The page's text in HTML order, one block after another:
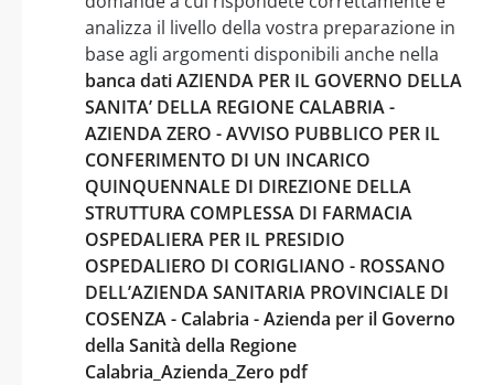
analizza il livello della vostra preparazione in
base agli argomenti disponibili anche nella
banca dati AZIENDA PER IL GOVERNO DELLA
SANITA’ DELLA REGIONE CALABRIA -
AZIENDA ZERO - AVVISO PUBBLICO PER IL
CONFERIMENTO DI UN INCARICO
QUINQUENNALE DI DIREZIONE DELLA
STRUTTURA COMPLESSA DI FARMACIA
OSPEDALIERA PER IL PRESIDIO
OSPEDALIERO DI CORIGLIANO - ROSSANO
DELL’AZIENDA SANITARIA PROVINCIALE DI
COSENZA - Calabria - Azienda per il Governo
della Sanità della Regione
Calabria_Azienda_Zero pdf